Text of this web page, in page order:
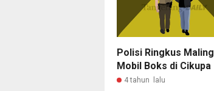
Polisi Ringkus Maling
Mobil Boks di Cikupa
4 tahun lalu